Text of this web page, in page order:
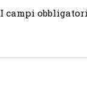
I campi